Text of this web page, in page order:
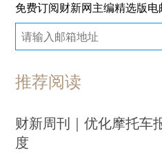
免费订阅财新网主编精选版电
推荐阅读
财新周刊｜优化摩托车
度